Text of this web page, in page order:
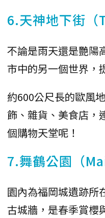
6.天神地下街（
不論是雨天還是艷陽
市中的另一個世界，
約600公尺長的歐風
飾、雜貨、美食店，
個購物天堂呢！
7.舞鶴公園（
園內為福岡城遺跡所
古城牆，是春季賞櫻